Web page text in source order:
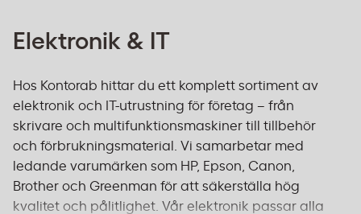
Elektronik & IT
Hos Kontorab hittar du ett komplett sortiment av
elektronik och IT-utrustning för företag – från
skrivare och multifunktionsmaskiner till tillbehör
och förbrukningsmaterial. Vi samarbetar med
ledande varumärken som HP, Epson, Canon,
Brother och Greenman för att säkerställa hög
kvalitet och pålitlighet. Vår elektronik passar alla